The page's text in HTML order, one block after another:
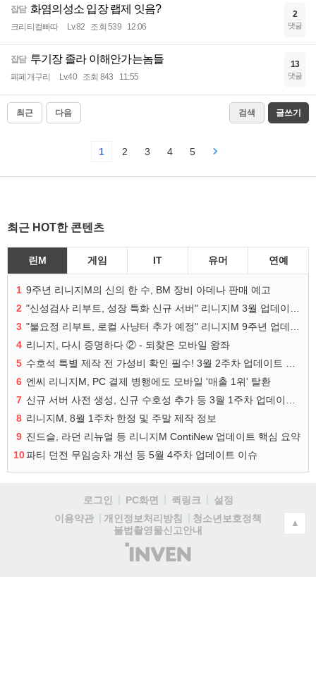
잡담 화염의성소 입장 랩제 잇음?
크리티컬빠따 Lv.82 조회 539 12:06
2
댓글
잡담 투기장 졸라 이해안가는놈들
페페개구리 Lv.40 조회 843 11:55
13
댓글
최근 다음 검색 글쓰기
1 2 3 4 5
최근 HOT한 콘텐츠
린M 게임 IT 유머 연예
1 9주년 리니지M의 신의 한 수, BM 장비 아데나 판매 예고
2
3
4 리니지, 다시 증명하다 ② - 되찾은 모바일 왕좌
5
6 엔씨 리니지M, PC 결제 병행에도 모바일 '매출 1위' 탈환
7
8 리니지M, 8월 1주차 한정 및 주말 제작 정보
9 진드슬, 라던 리뉴얼 등 리니지M ContiNew 업데이트 핵심 요약
10파티 던전 무임승차 개선 등 5월 4주차 업데이트 이슈
로그인 PC화면 퀵링크
설정
이용약관
개인정보처리방침
청소년보호정책
불법촬영물신고안내
(주)
인
▲